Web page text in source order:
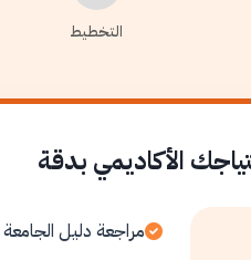
التخطيط
الأكاديمي بدقة
مراجعة دليل